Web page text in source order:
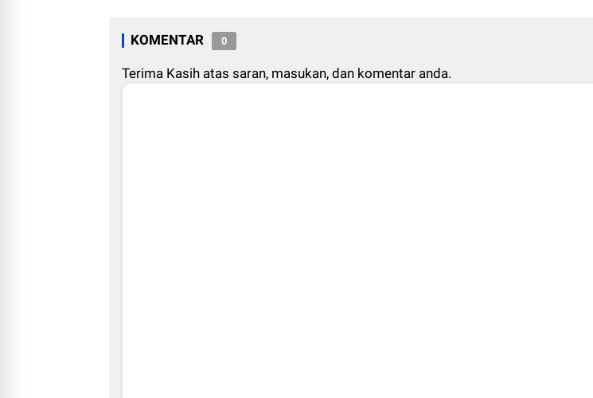
KOMENTAR 0
Terima Kasih atas saran, masukan, dan komentar anda.